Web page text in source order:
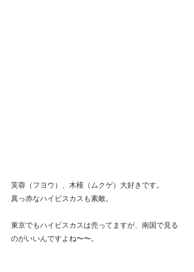
芙蓉（フヨウ）、木槿（ムクゲ）大好きです。
真っ赤なハイビスカスも素敵。
東京でもハイビスカスは売ってますが、南国で見る
のがいいんですよね〜〜。